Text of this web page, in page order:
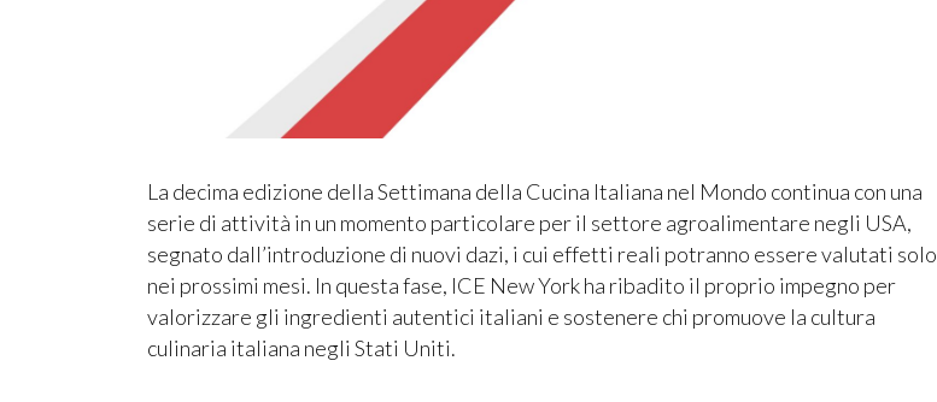
La decima edizione della Settimana della Cucina Italiana nel Mondo continua con una
serie di attività in un momento particolare per il settore agroalimentare negli USA,
segnato dall’introduzione di nuovi dazi, i cui effetti reali potranno essere valutati solo
nei prossimi mesi. In questa fase, ICE New York ha ribadito il proprio impegno per
valorizzare gli ingredienti autentici italiani e sostenere chi promuove la cultura
culinaria italiana negli Stati Uniti.